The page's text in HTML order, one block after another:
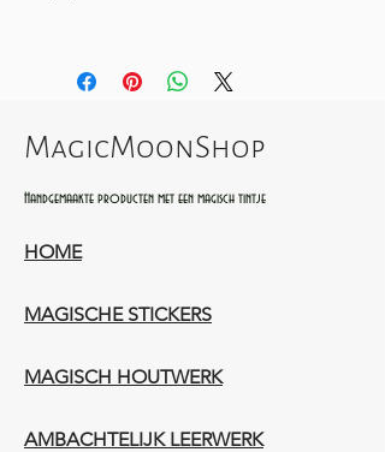
MagicMoonShop
Handgemaakte producten met een magisch tintje
HOME
MAGISCHE STICKERS
MAGISCH HOUTWERK
AMBACHTELIJK LEERWERK​